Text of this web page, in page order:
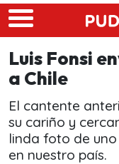
Skip to main content
Luis Fonsi
a Chile
El cantente
su cariño y
linda foto de
en nuestro país.